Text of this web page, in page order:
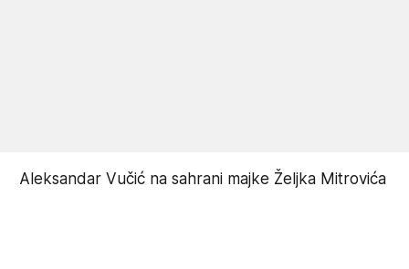
Aleksandar Vučić na sahrani majke Željka Mitrovića